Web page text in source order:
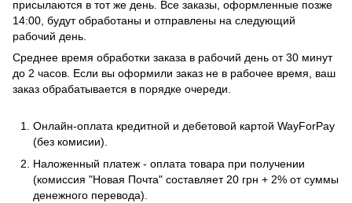
присылаются в тот же день. Все заказы, оформленные позже
14:00, будут обработаны и отправлены на следующий
рабочий день.
Среднее время обработки заказа в рабочий день от 30 минут
до 2 часов. Если вы оформили заказ не в рабочее время, ваш
заказ обрабатывается в порядке очереди.
Онлайн-оплата кредитной и дебетовой картой WayForPay
(без комисии).
Наложенный платеж - оплата товара при получении
(комиссия "Новая Почта" составляет 20 грн + 2% от суммы
денежного перевода).